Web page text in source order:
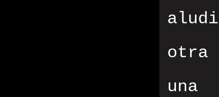
otra
una